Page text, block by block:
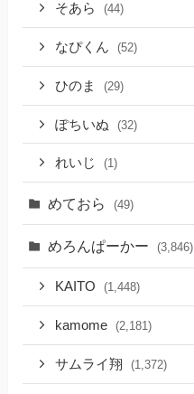
そあら (44)
なぴくん (52)
ひのま (29)
ぽちいぬ (32)
れいじ (1)
めておら (49)
めろんぱーかー (3,846)
KAITO (1,448)
kamome (2,181)
サムライ翔 (1,372)